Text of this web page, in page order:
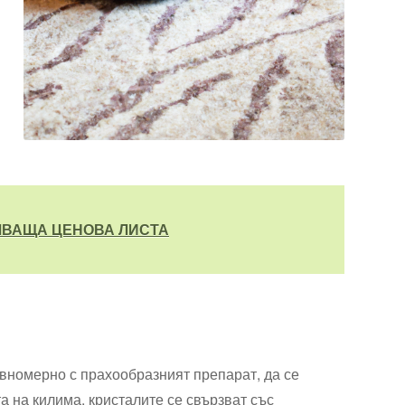
ЦЕНОВА ЛИСТА
с прахообразният препарат, да се
на килима, кристалите се свързват със